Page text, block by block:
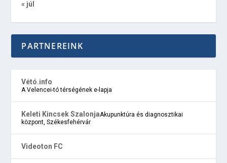
« júl
PARTNEREINK
Vétó.info
A Velencei-tó térségének e-lapja
Keleti Kincsek SzalonjaAkupunktúra és diagnosztikai
központ, Székesfehérvár
Videoton FC